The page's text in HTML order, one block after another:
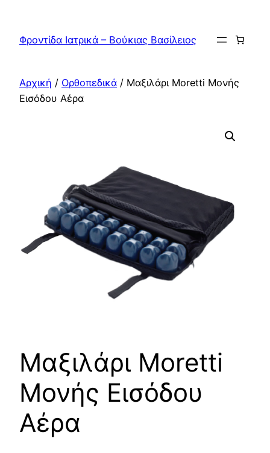
περιεχόμενο
Φροντίδα Ιατρικά – Βούκιας Βασίλειος
Αρχική / Ορθοπεδικά / Μαξιλάρι Moretti Μονής
Εισόδου Αέρα
Μαξιλάρι Moretti
Μονής Εισόδου
Αέρα